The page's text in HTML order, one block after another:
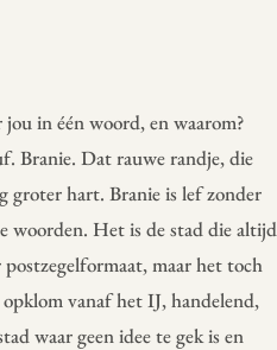
in één woord, en waarom?
Branie. Dat rauwe randje, die
groter hart. Branie is lef zonder
woorden. Het is de stad die altijd
maar het toch
vanaf het IJ, handelend,
waar geen idee te gek is en